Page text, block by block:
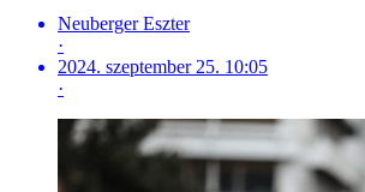
Neuberger Eszter
·
2024. szeptember 25. 10:05
·